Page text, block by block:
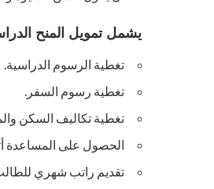
يشمل تمويل المنح
تغطية الرسوم الدراسية.
تغطية رسوم السفر.
تغطية تكاليف السكن
الحصول على المساعدة
تقديم راتب شهري